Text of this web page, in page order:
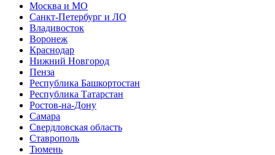
Москва и МО
Санкт-Петербург и ЛО
Владивосток
Воронеж
Краснодар
Нижний Новгород
Пенза
Республика Башкортостан
Республика Татарстан
Ростов-на-Дону
Самара
Свердловская область
Ставрополь
Тюмень